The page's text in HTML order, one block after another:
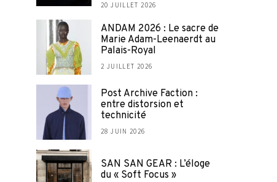
20 JUILLET 2026
ANDAM 2026 : Le sacre de
Marie Adam-Leenaerdt au
Palais-Royal
2 JUILLET 2026
Post Archive Faction :
entre distorsion et
technicité
28 JUIN 2026
SAN SAN GEAR : L’éloge
du « Soft Focus »